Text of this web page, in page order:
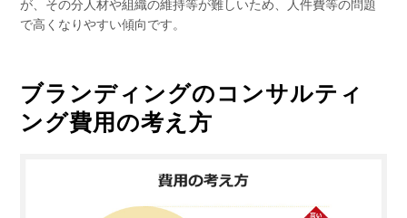
で高くなりやすい傾向です。
ブランディングのコンサルティ
ング費用の考え方